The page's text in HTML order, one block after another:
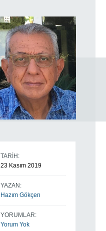
TARİH:
23 Kasım 2019
YAZAN:
Hazım Gökçen
YORUMLAR:
Yorum Yok